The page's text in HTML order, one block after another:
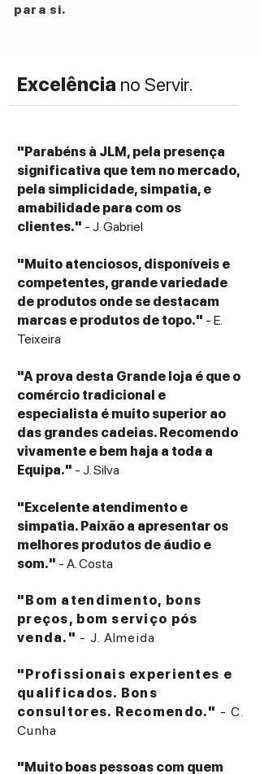
para si.
Excelência no Servir.
"Parabéns à JLM, pela presença
significativa que tem no mercado,
pela simplicidade, simpatia, e
amabilidade para com os
clientes." - J. Gabriel
"Muito atenciosos, disponíveis e
competentes, grande variedade
de produtos onde se destacam
marcas e produtos de topo." - E.
Teixeira
"A prova desta Grande loja é que o
comércio tradicional e
especialista é muito superior ao
das grandes cadeias. Recomendo
vivamente e bem haja a toda a
Equipa." - J. Silva
"Excelente atendimento e
simpatia. Paixão a apresentar os
melhores produtos de áudio e
som." - A. Costa
"Bom atendimento, bons
preços, bom serviço pós
venda." - J. Almeida
"Profissionais experientes e
qualificados. Bons
consultores. Recomendo." - C.
Cunha
"Muito boas pessoas com quem